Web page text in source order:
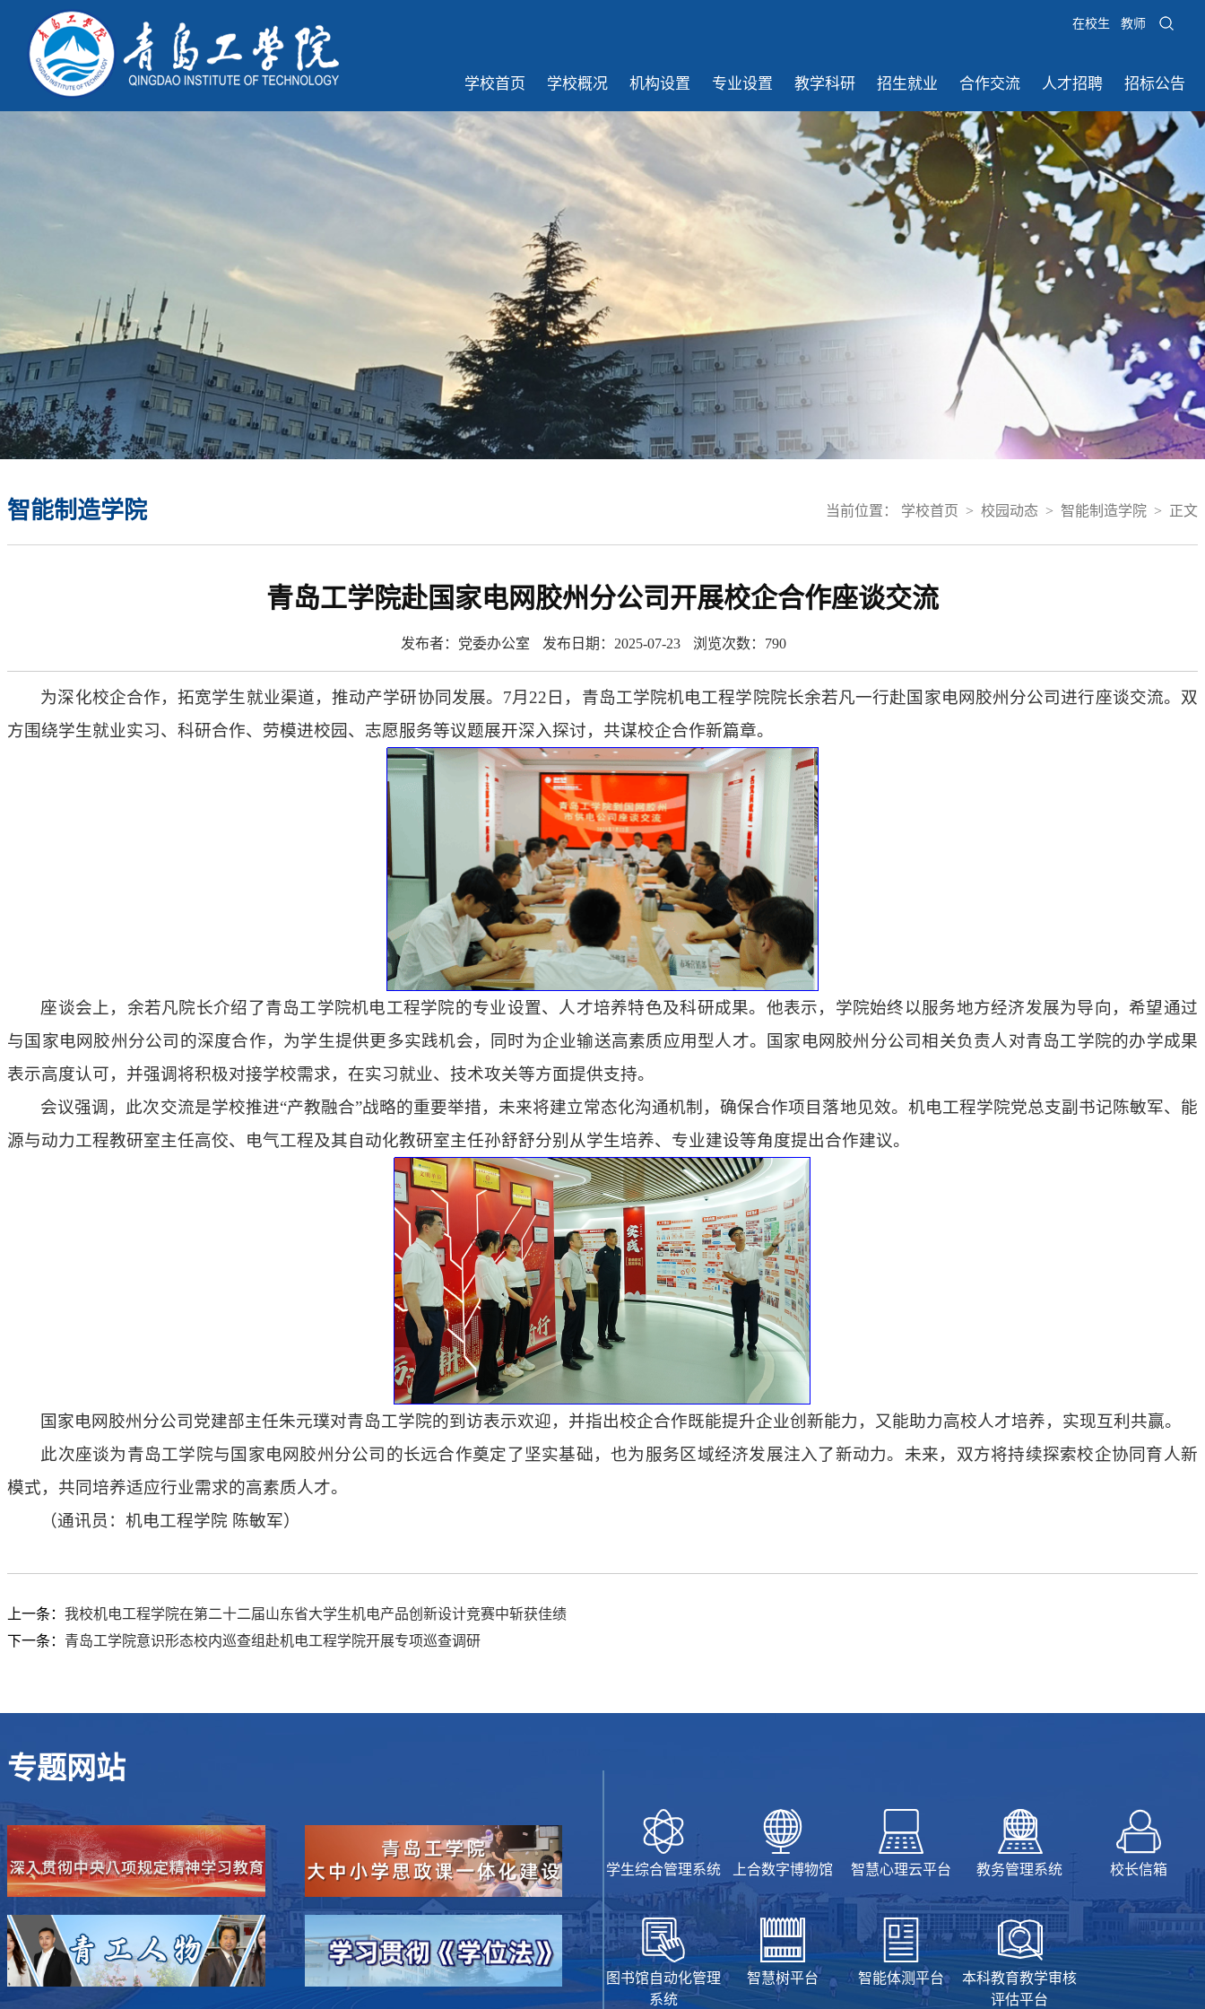
在校生 教师
学校首页 学校概况 机构设置 专业设置 教学科研 招生就业 合作交流 人才招聘 招标公告
当前位置： 学校首页 > 校园动态 > 智能制造学院 > 正文
智能制造学院
青岛工学院赴国家电网胶州分公司开展校企合作座谈交流
发布者：党委办公室 发布日期：2025-07-23 浏览次数： 790
为深化校企合作，拓宽学生就业渠道，推动产学研协同发展。7月22日，青岛工学院机电工程学院院长余若凡一行赴国家电网胶州分公司进行座谈交流。双
方围绕学生就业实习、科研合作、劳模进校园、志愿服务等议题展开深入探讨，共谋校企合作新篇章。
座谈会上，余若凡院长介绍了青岛工学院机电工程学院的专业设置、人才培养特色及科研成果。他表示，学院始终以服务地方经济发展为导向，希望通过
与国家电网胶州分公司的深度合作，为学生提供更多实践机会，同时为企业输送高素质应用型人才。国家电网胶州分公司相关负责人对青岛工学院的办学成果
表示高度认可，并强调将积极对接学校需求，在实习就业、技术攻关等方面提供支持。
会议强调，此次交流是学校推进“产教融合”战略的重要举措，未来将建立常态化沟通机制，确保合作项目落地见效。机电工程学院党总支副书记陈敏军、能
源与动力工程教研室主任高佼、电气工程及其自动化教研室主任孙舒舒分别从学生培养、专业建设等角度提出合作建议。
国家电网胶州分公司党建部主任朱元璞对青岛工学院的到访表示欢迎，并指出校企合作既能提升企业创新能力，又能助力高校人才培养，实现互利共赢。
此次座谈为青岛工学院与国家电网胶州分公司的长远合作奠定了坚实基础，也为服务区域经济发展注入了新动力。未来，双方将持续探索校企协同育人新
模式，共同培养适应行业需求的高素质人才。
（通讯员：机电工程学院 陈敏军）
上一条： 我校机电工程学院在第二十二届山东省大学生机电产品创新设计竞赛中斩获佳绩
下一条： 青岛工学院意识形态校内巡查组赴机电工程学院开展专项巡查调研
专题网站
学生综合管理系统 上合数字博物馆 智慧心理云平台 教务管理系统 校长信箱
图书馆自动化管理
系统
智慧树平台 智能体测平台
本科教育教学审核
评估平台